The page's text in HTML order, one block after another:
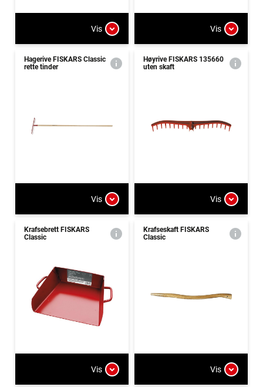
Vis Vis
Hagerive FISKARS Classic
rette tinder
Vis
Høyrive FISKARS 135660
uten skaft
Vis
Krafsebrett FISKARS
Classic
Vis
Krafseskaft FISKARS
Classic
Vis